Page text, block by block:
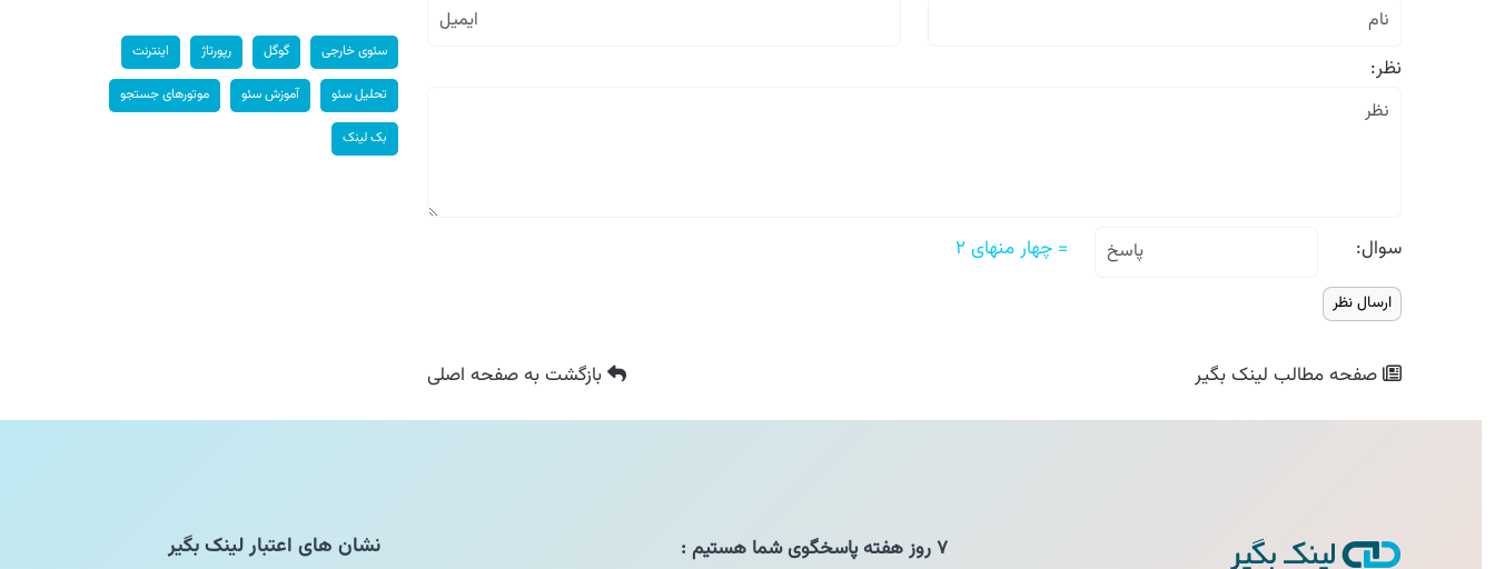
نظر:
سوال: = چهار منهای ۲
صفحه مطالبلینک بگیر بازگشتبه صفحه اصلی
سئوی خارجی گوگل رپورتاژ اینترنت
تحلیل سئو آموزش سئو موتورهای جستجو
بک لینک
نشان های اعتبار لینک بگیر